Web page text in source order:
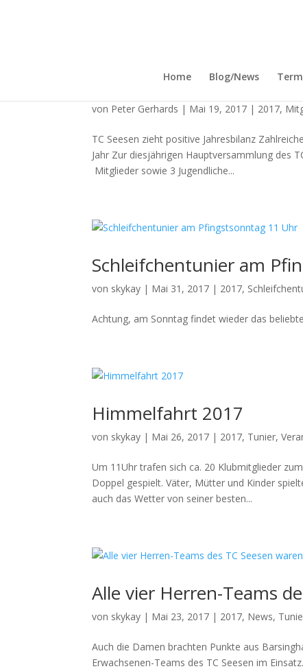
Home Blog/News
von Peter Gerhards | Mai 19, 2017 | 2017,
TC Seesen zieht positive Jahresbilanz
Jahr Zur diesjährigen Hauptversammlung des
Mitglieder sowie 3 Jugendliche...
Schleifchentunier am
von skykay | Mai 31, 2017 | 2017,
Achtung, am Sonntag findet wieder das
Himmelfahrt 2017
von skykay | Mai 26, 2017 | 2017, Tunier,
Um 11Uhr trafen sich ca. 20 Klubmitglieder
Doppel gespielt. Väter, Mütter und Kinder
auch das Wetter von seiner besten...
Alle vier Herren-Teams
von skykay | Mai 23, 2017 | 2017, News,
Auch die Damen brachten Punkte aus
Erwachsenen-Teams des TC Seesen im